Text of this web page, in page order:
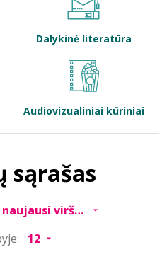
Dalykinė literatūra
Audiovizualiniai kūriniai
sąrašas